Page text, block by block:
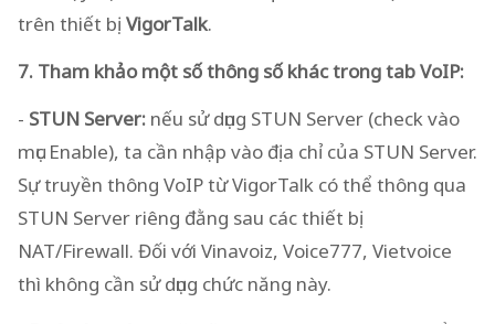
trên thiết bị VigorTalk.
7. Tham khảo một số thông số khác trong tab VoIP:
- STUN Server: nếu sử dụng STUN Server (check vào
mục Enable), ta cần nhập vào địa chỉ của STUN Server.
Sự truyền thông VoIP từ VigorTalk có thể thông qua
STUN Server riêng đằng sau các thiết bị
NAT/Firewall. Đối với Vinavoiz, Voice777, Vietvoice
thì không cần sử dụng chức năng này.